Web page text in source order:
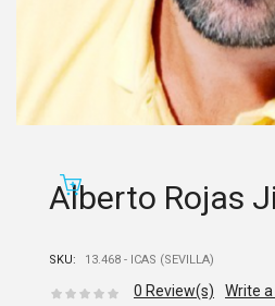
Alberto Rojas
SKU: 13.468 - ICAS (SEVILLA)
0 Review(s) Write